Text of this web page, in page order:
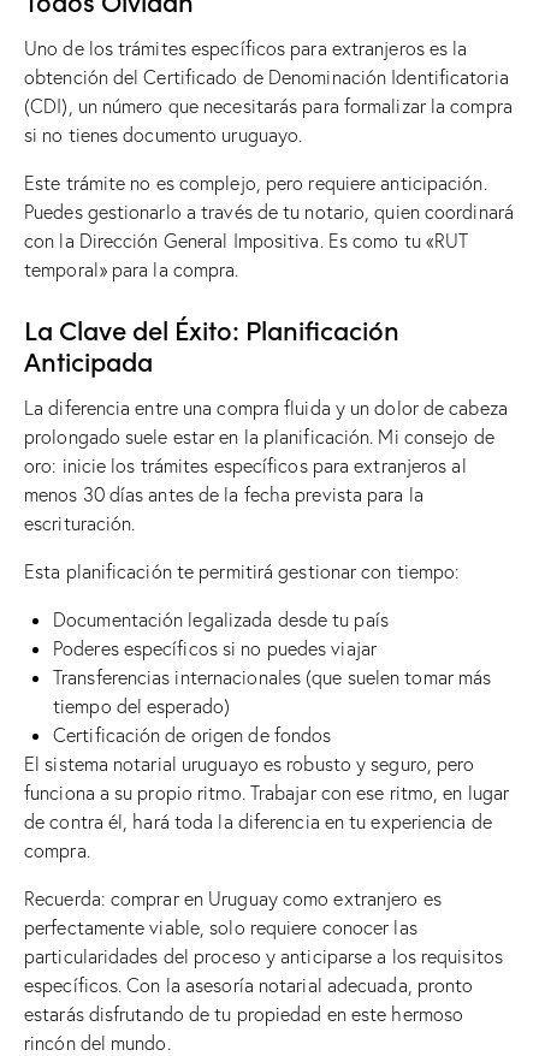
Uno de los trámites específicos para extranjeros es la
obtención del Certificado de Denominación Identificatoria
(CDI), un número que necesitarás para formalizar la compra
si no tienes documento uruguayo.
Este trámite no es complejo, pero requiere anticipación.
Puedes gestionarlo a través de tu notario, quien coordinará
con la Dirección General Impositiva. Es como tu «RUT
temporal» para la compra.
La Clave del Éxito: Planificación
Anticipada
La diferencia entre una compra fluida y un dolor de cabeza
prolongado suele estar en la planificación. Mi consejo de
oro: inicie los trámites específicos para extranjeros al
menos 30 días antes de la fecha prevista para la
escrituración.
Esta planificación te permitirá gestionar con tiempo:
Documentación legalizada desde tu país
Poderes específicos si no puedes viajar
Transferencias internacionales (que suelen tomar más
tiempo del esperado)
Certificación de origen de fondos
El sistema notarial uruguayo es robusto y seguro, pero
funciona a su propio ritmo. Trabajar con ese ritmo, en lugar
de contra él, hará toda la diferencia en tu experiencia de
compra.
Recuerda: comprar en Uruguay como extranjero es
perfectamente viable, solo requiere conocer las
particularidades del proceso y anticiparse a los requisitos
específicos. Con la asesoría notarial adecuada, pronto
estarás disfrutando de tu propiedad en este hermoso
rincón del mundo.